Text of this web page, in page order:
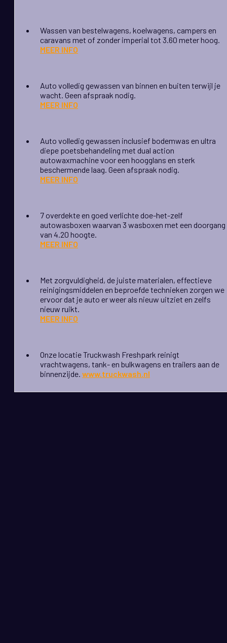
Wassen van bestelwagens, koelwagens, campers en
caravans met of zonder imperial tot 3.60 meter hoog.
MEER INFO
Auto volledig gewassen van binnen en buiten terwijl je
wacht. Geen afspraak nodig.
MEER INFO
Auto volledig gewassen inclusief bodemwas en ultra
diepe poetsbehandeling met dual action
autowaxmachine voor een hoogglans en sterk
beschermende laag. Geen afspraak nodig.
MEER INFO
7 overdekte en goed verlichte doe-het-zelf
autowasboxen waarvan 3 wasboxen met een doorgang
van 4.20 hoogte.
MEER INFO
Met zorgvuldigheid, de juiste materialen, effectieve
reinigingsmiddelen en beproefde technieken zorgen we
ervoor dat je auto er weer als nieuw uitziet en zelfs
nieuw ruikt.
MEER INFO
Onze locatie Truckwash Freshpark reinigt
vrachtwagens, tank- en bulkwagens en trailers aan de
binnenzijde. www.truckwash.nl